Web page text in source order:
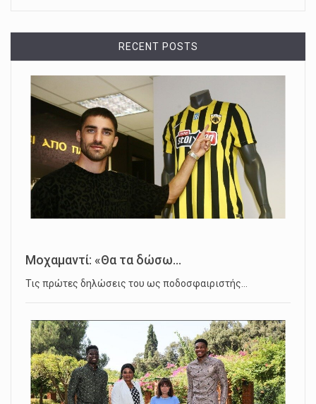
RECENT POSTS
Μοχαμαντί: «Θα τα δώσω...
Τις πρώτες δηλώσεις του ως ποδοσφαιριστής…